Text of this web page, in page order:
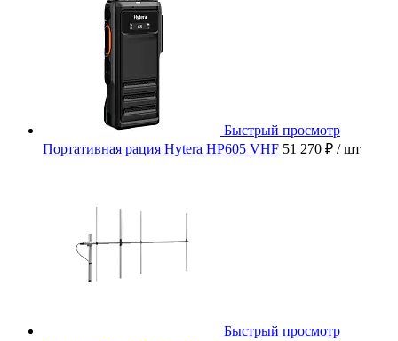
Быстрый просмотр
Портативная рация Hytera HP605 VHF 51 270 ₽ / шт
Быстрый просмотр